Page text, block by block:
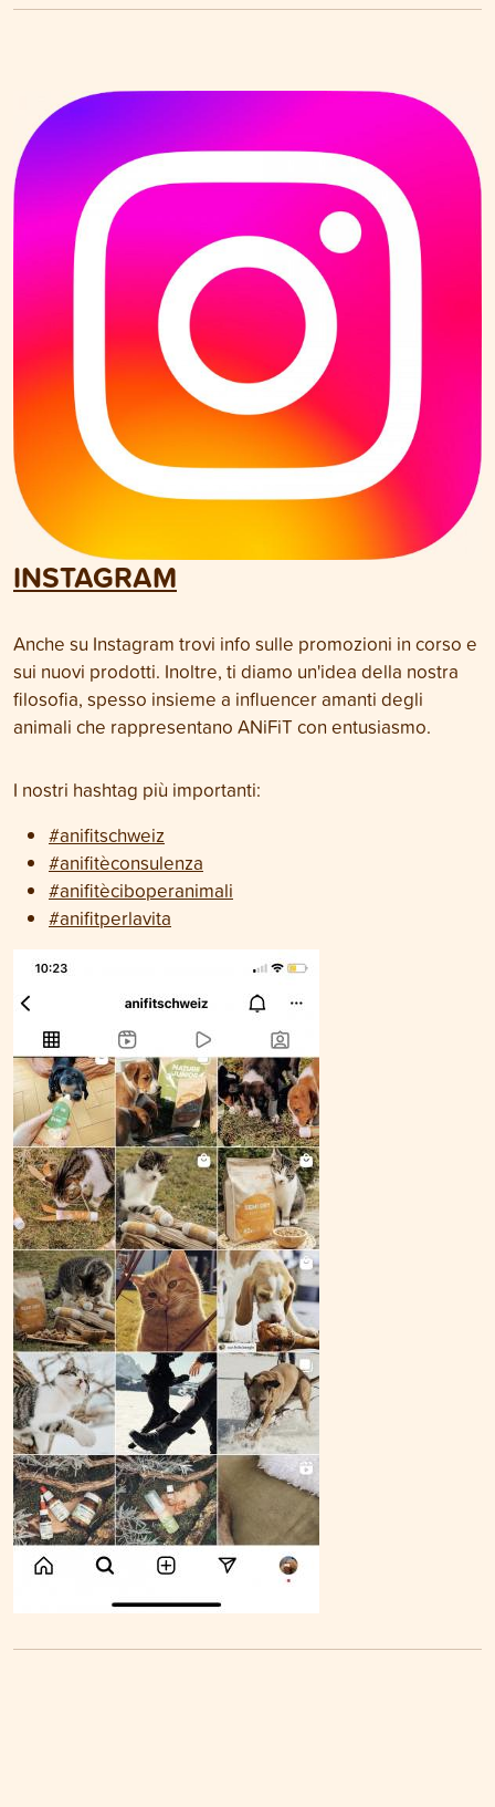
INSTAGRAM
Anche su Instagram trovi info sulle promozioni in corso e
sui nuovi prodotti. Inoltre, ti diamo un'idea della nostra
filosofia, spesso insieme a influencer amanti degli
animali che rappresentano ANiFiT con entusiasmo.
I nostri hashtag più importanti:
#anifitschweiz
#anifitèconsulenza
#anifitèciboperanimali
#anifitperlavita